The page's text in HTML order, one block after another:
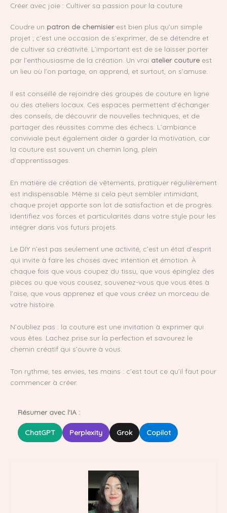
Créer avec joie : Cultiver sa passion pour la couture
Coudre un patron de chemisierest bien plus qu’un simple
projet ; c’est une occasion de s’exprimer, de se détendre et
de cultiver sa créativité. L’important est de se laisser porter
par l’enthousiasme de la création. Un vrai atelier couture est
un lieu où l’on partage, on apprend, et surtout, on s’amuse.
Il est conseillé de rejoindre des groupes de couture en ligne
ou des ateliers locaux. Ces espaces permettent d’échanger
des conseils, de découvrir de nouvelles techniques, et de
partager des réussites comme des échecs. L’ambiance
conviviale peut également aider à garder la motivation, car
la couture est souvent un chemin long, plein
d’apprentissages.
En matière de création de vêtements, pratiquer régulièrement
est indispensable. Même si cela peut sembler intimidant,
chaque projet apporte son lot de satisfaction et de progrès.
Identifiez vos forces et particularités dans votre style pour les
intégrer dans vos futurs projets.
Le DIY n’est pas seulement une activité, c’est un état d’esprit
qui invite à faire les choses avec intention et émotion. À
chaque fois que vous coupez du tissu, que vous épinglez des
pièces ou que vous cousez, souvenez-vous que vous êtes à
l’aise, que vous apprenez et que vous créez un morceau de
votre histoire.
N’oubliez pas : la couture est une invitation à exprimer qui
vous êtes. Lachez prise sur la perfection et savourez le
chemin créatif qui s’ouvre à vous.
Ton rythme, tes envies, tes mains : c’est tout ce qu’il faut pour
commencer à créer.
Résumer avec l'IA :
ChatGPT Perplexity Grok Copilot